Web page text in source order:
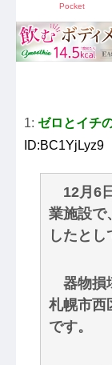
Pocket
1: ゼロとイチ
ID:BC1YjLyz9
12月6
業施設で
したとし
器物損
札幌市西
です。